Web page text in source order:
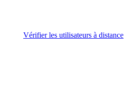
Vérifier les utilisateurs à distance